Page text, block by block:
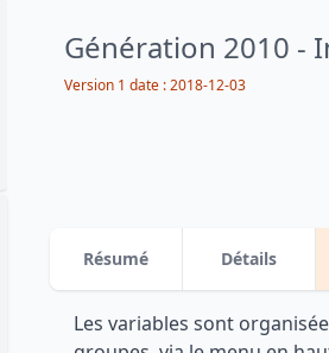
Génération 2010 -
Version 1 date : 2018-12-03
Résumé Détails
Les variables sont